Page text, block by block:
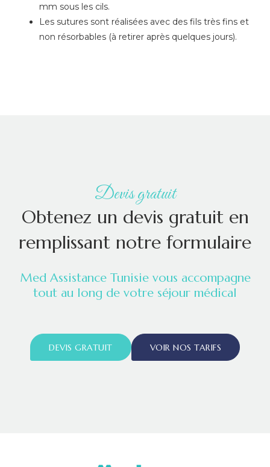
mm sous les cils.
Les sutures sont réalisées avec des fils très fins et
non résorbables (à retirer après quelques jours).
Devis gratuit
Obtenez un devis gratuit en
remplissant notre formulaire
Med Assistance Tunisie vous accompagne
tout au long de votre séjour médical
DEVIS GRATUIT VOIR NOS TARIFS